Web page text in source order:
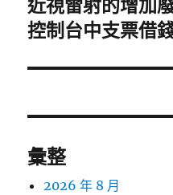
下
一
文
近視雷射的增加
控制台中支票借
彙整
2026 年 8 月